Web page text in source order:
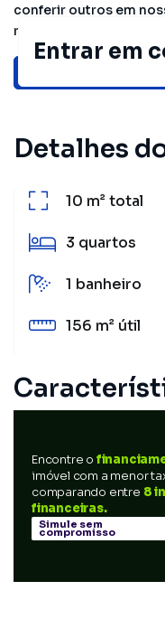
conferir outros em
receber mais
Detalhes
10 m²total
3 quartos
1 banheiro
156 m² útil
Encontre o
imóvel com a menor
comparando entre 8
financeiras.
Simule sem
compromisso
Entrar em